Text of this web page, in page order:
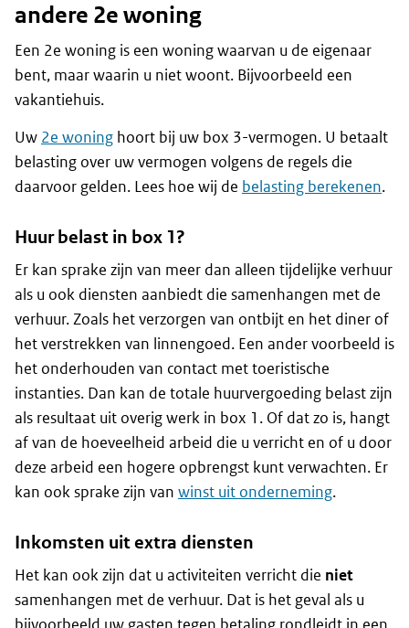
andere 2e woning
Een 2e woning is een woning waarvan u de eigenaar
bent, maar waarin u niet woont. Bijvoorbeeld een
vakantiehuis.
Uw 2e woning hoort bij uw box 3-vermogen. U betaalt
belasting over uw vermogen volgens de regels die
daarvoor gelden. Lees hoe wij de belasting berekenen.
Huur belast in box 1?
Er kan sprake zijn van meer dan alleen tijdelijke verhuur
als u ook diensten aanbiedt die samenhangen met de
verhuur. Zoals het verzorgen van ontbijt en het diner of
het verstrekken van linnengoed. Een ander voorbeeld is
het onderhouden van contact met toeristische
instanties. Dan kan de totale huurvergoeding belast zijn
als resultaat uit overig werk in box 1. Of dat zo is, hangt
af van de hoeveelheid arbeid die u verricht en of u door
deze arbeid een hogere opbrengst kunt verwachten. Er
kan ook sprake zijn van winst uit onderneming.
Inkomsten uit extra diensten
Het kan ook zijn dat u activiteiten verricht die niet
samenhangen met de verhuur. Dat is het geval als u